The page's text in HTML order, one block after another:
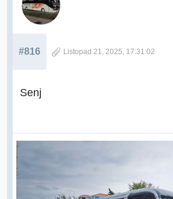
#816 Listopad 21, 2025, 17:31:02
Senj